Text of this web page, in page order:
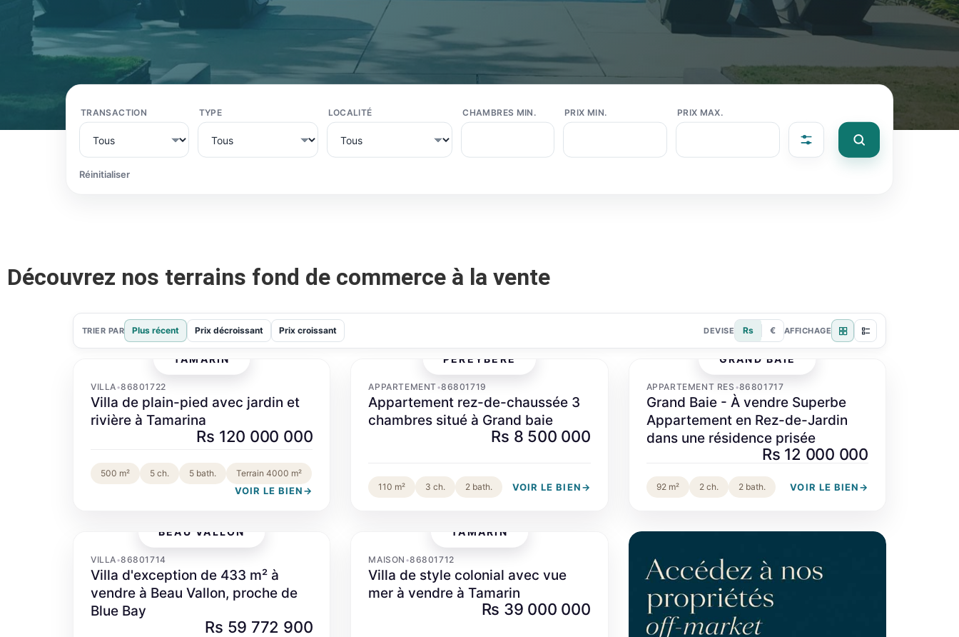
TRANSACTION TYPE LOCALITÉ CHAMBRES MIN. PRIX MIN. PRIX MAX.
Réinitialiser
Découvrez nos terrains fond de commerce à la vente
TRIER PAR Plus récent Prix décroissant Prix croissant DEVISE Rs € AFFICHAGE
TAMARIN
VILLA•86801722
Villa de plain-pied avec jardin et
rivière à Tamarina
Rs 120 000 000
500 m² 5 ch. 5 bath. Terrain 4000 m²
VOIR LE BIEN→
PÉREYBÈRE
APPARTEMENT•86801719
Appartement rez-de-chaussée 3
chambres situé à Grand baie
Rs 8 500 000
110 m² 3 ch. 2 bath. VOIR LE BIEN→
GRAND BAIE
APPARTEMENT RES •86801717
Grand Baie - À vendre Superbe
Appartement en Rez-de-Jardin
dans une résidence prisée
Rs 12 000 000
92 m² 2 ch. 2 bath. VOIR LE BIEN→
BEAU VALLON
VILLA•86801714
Villa d'exception de 433 m² à
vendre à Beau Vallon, proche de
Blue Bay
Rs 59 772 900
TAMARIN
MAISON •86801712
Villa de style colonial avec vue
mer à vendre à Tamarin
Rs 39 000 000